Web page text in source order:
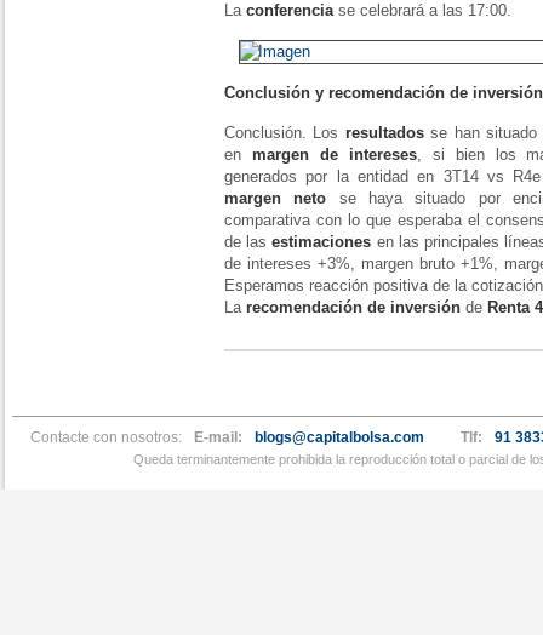
La conferenciase celebrará a las 17:00.
Conclusión y recomendación de inversión
Conclusión. Los resultadosse han situado
en margen de intereses, si bien los
generados por la entidad en 3T14 vs
margen neto se haya situado por
comparativa con lo que esperaba el
de lasestimaciones en las principales
de intereses +3%, margen bruto +1%,
Esperamos reacción positiva de la
La recomendación de inversión de Renta
Contacte con nosotros: E-mail: blogs@capitalbolsa.com Tlf: 91
Queda terminantemente prohibida la reproducción total o parcial de